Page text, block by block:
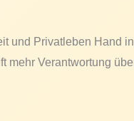
und Privatleben Hand
mehr Verantwortung